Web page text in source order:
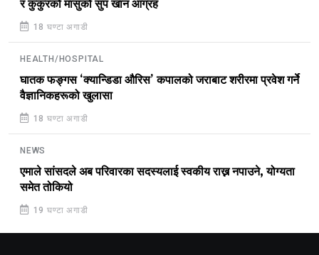
र कुकुरको मासुको सुप खान आग्रह
18 घण्टा अगाडी
HEALTH/HOSPITAL
घातक फङ्गस ‘क्यान्डिडा औरिस’ कपालको जराबाट शरीरमा प्रवेश गर्ने
वैज्ञानिकहरूको खुलासा
18 घण्टा अगाडी
NEWS
एमाले सांसदले अब परिवारका सदस्यलाई स्वकीय राख्न नपाउने, योग्यता
समेत तोकियो
19 घण्टा अगाडी